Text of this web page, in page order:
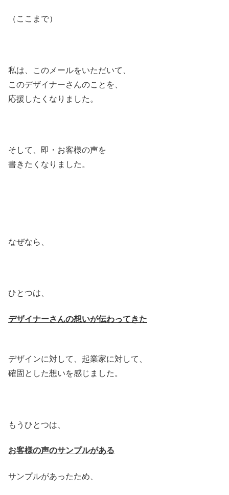
（ここまで）
私は、このメールをいただいて、
このデザイナーさんのことを、
応援したくなりました。
そして、即・お客様の声を
書きたくなりました。
なぜなら、
ひとつは、
デザイナーさんの想いが伝わってきた
デザインに対して、起業家に対して、
確固とした想いを感じました。
もうひとつは、
お客様の声のサンプルがある
サンプルがあったため、